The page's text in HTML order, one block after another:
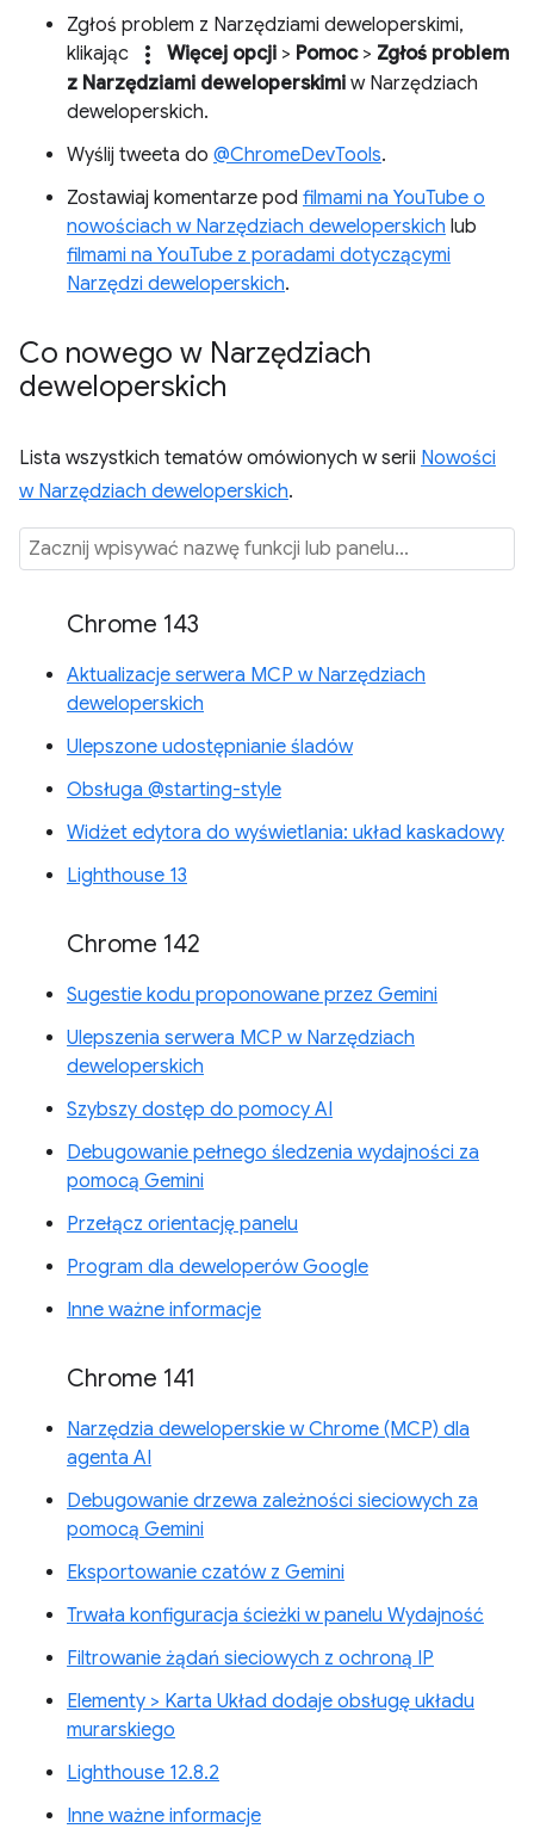
Zgłoś problem z Narzędziami deweloperskimi,
klikając
more_vert Więcej opcji > Pomoc> Zgłoś problem
z Narzędziami deweloperskimi w Narzędziach
deweloperskich.
Wyślij tweeta do @ChromeDevTools.
Zostawiaj komentarze pod filmami na YouTube o
nowościach w Narzędziach deweloperskich lub
filmami na YouTube z poradami dotyczącymi
Narzędzi deweloperskich.
Co nowego w Narzędziach
deweloperskich
Lista wszystkich tematów omówionych w serii Nowości
w Narzędziach deweloperskich.
Chrome 143
Aktualizacje serwera MCP w Narzędziach
deweloperskich
Ulepszone udostępnianie śladów
Obsługa @starting-style
Widżet edytora do wyświetlania: układ kaskadowy
Lighthouse 13
Chrome 142
Sugestie kodu proponowane przez Gemini
Ulepszenia serwera MCP w Narzędziach
deweloperskich
Szybszy dostęp do pomocy AI
Debugowanie pełnego śledzenia wydajności za
pomocą Gemini
Przełącz orientację panelu
Program dla deweloperów Google
Inne ważne informacje
Chrome 141
Narzędzia deweloperskie w Chrome (MCP) dla
agenta AI
Debugowanie drzewa zależności sieciowych za
pomocą Gemini
Eksportowanie czatów z Gemini
Trwała konfiguracja ścieżki w panelu Wydajność
Filtrowanie żądań sieciowych z ochroną IP
Elementy > Karta Układ dodaje obsługę układu
murarskiego
Lighthouse 12.8.2
Inne ważne informacje